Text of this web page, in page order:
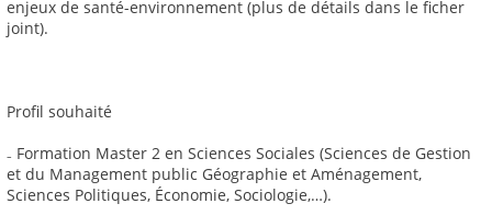
enjeux de santé-environnement (plus de détails dans le ficher
joint).
Profil souhaité
₋ Formation Master 2 en Sciences Sociales (Sciences de Gestion
et du Management public Géographie et Aménagement,
Sciences Politiques, Économie, Sociologie,…).